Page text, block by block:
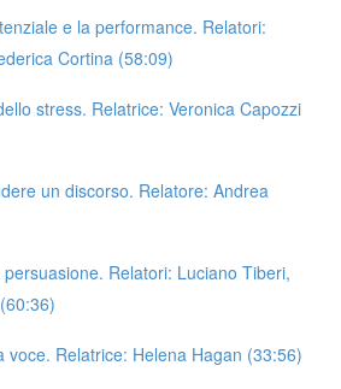
e la performance. Relatori:
Cortina (58:09)
stress. Relatrice: Veronica Capozzi
un discorso. Relatore: Andrea
Relatori: Luciano Tiberi,
voce. Relatrice: Helena Hagan (33:56)